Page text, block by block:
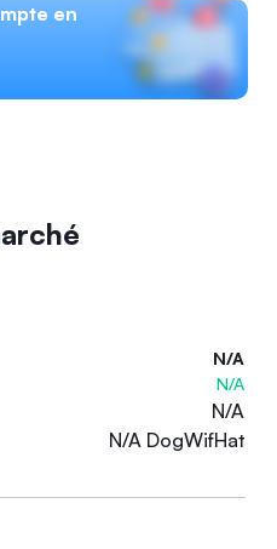
en
N/A
N/A
N/A
N/A DogWifHat